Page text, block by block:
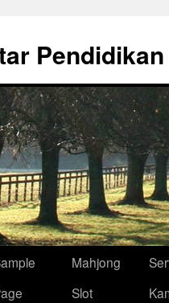
Pendidikan
Mahjong
Slot